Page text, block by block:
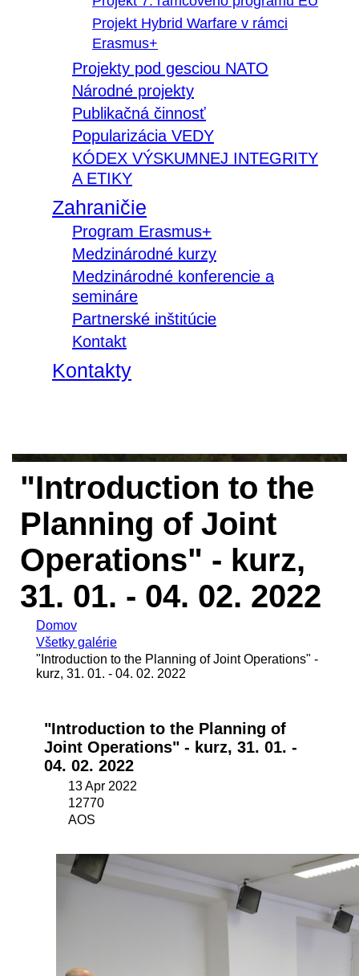
Projekt Hybrid Warfare v rámci
Erasmus+
Projekty pod gesciou NATO
Národné projekty
Publikačná činnosť
Popularizácia VEDY
KÓDEX VÝSKUMNEJ INTEGRITY
A ETIKY
Zahraničie
Program Erasmus+
Medzinárodné kurzy
Medzinárodné konferencie a
semináre
Partnerské inštitúcie
Kontakt
Kontakty
"Introduction to the
Planning of Joint
Operations" - kurz,
31. 01. - 04. 02. 2022
Domov
Všetky galérie
"Introduction to the Planning of Joint Operations" -
kurz, 31. 01. - 04. 02. 2022
"Introduction to the Planning of
Joint Operations" - kurz, 31. 01. -
04. 02. 2022
13 Apr 2022
12770
AOS